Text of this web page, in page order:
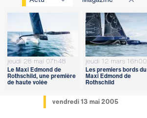
jeudi 28 mai 07h48
Le Maxi Edmond de
Rothschild, une première
de haute volée
jeudi 12 mars 16h00
Les premiers bords du
Maxi Edmond de
Rothschild
vendredi 13 mai 2005